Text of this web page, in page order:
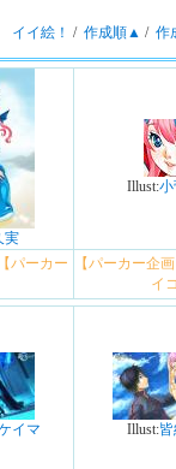
イイ絵！ / 作成順▲ / 作
実
Illust:
パーカー
【パーカー企
イ
イマ Illust: